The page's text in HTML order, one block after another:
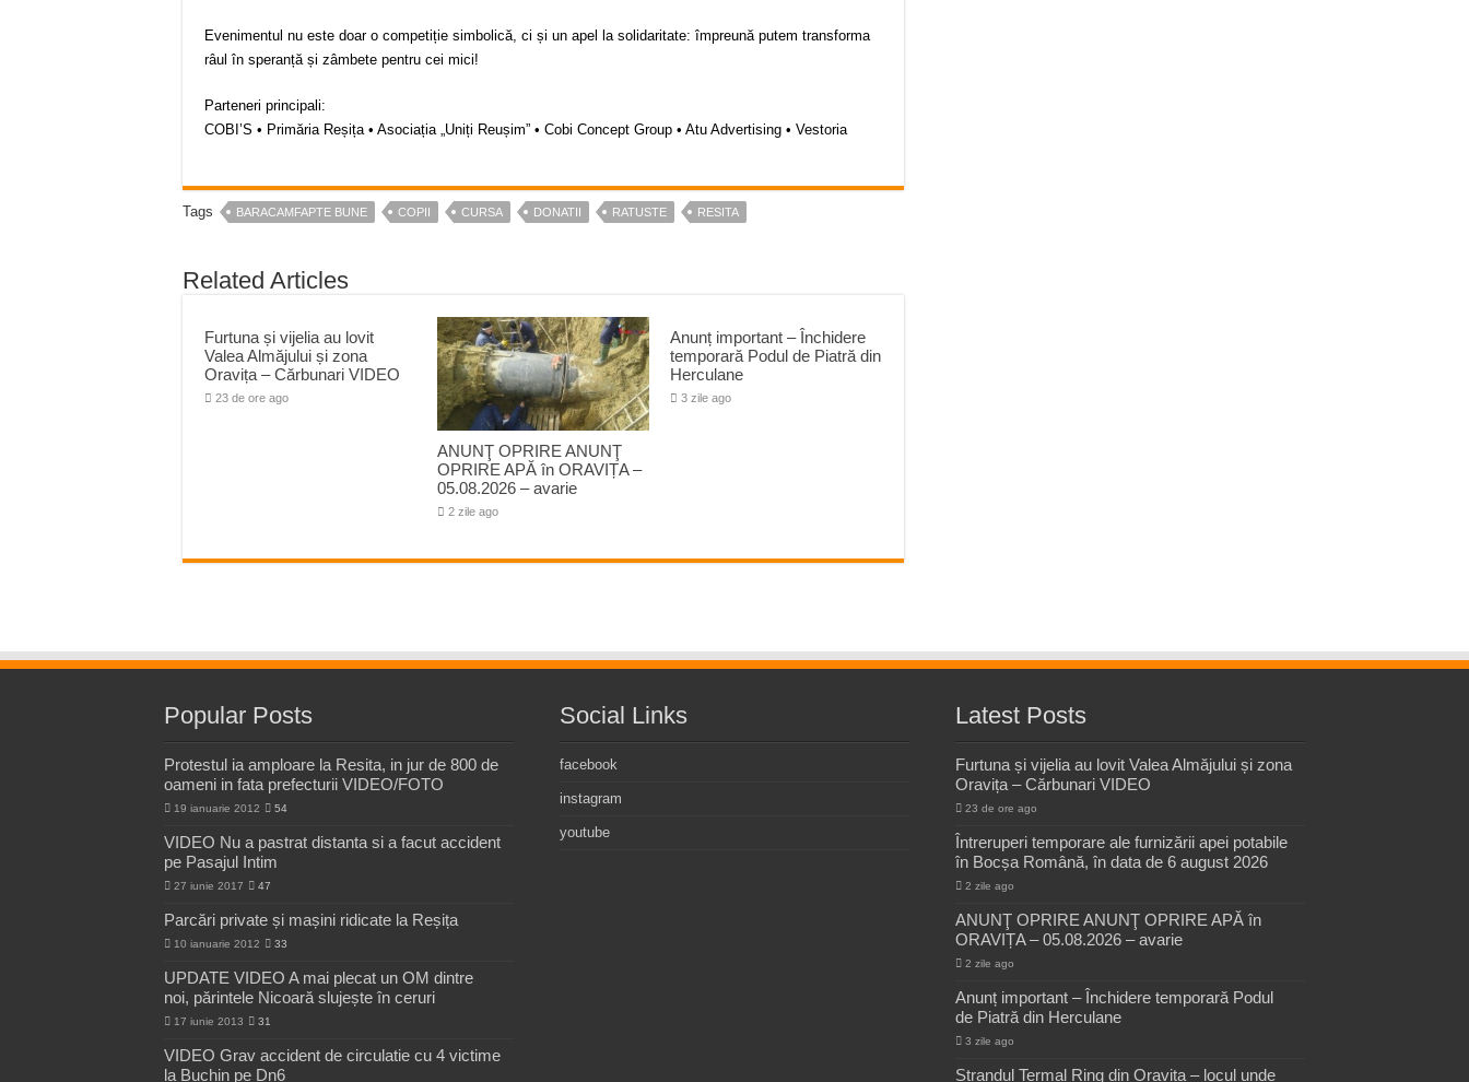
Evenimentul nu este doar o competiție simbolică, ci și un apel la solidaritate: împreună putem transforma
râul în speranță și zâmbete pentru cei mici!
Parteneri principali:
COBI’S • Primăria Reșița • Asociația „Uniți Reușim” • Cobi Concept Group • Atu Advertising • Vestoria
Tags BARACAMFAPTE BUNE COPII CURSA DONATII RATUSTE RESITA
Related Articles
Furtuna și vijelia au lovit
Valea Almăjului și zona
Oravița – Cărbunari VIDEO
23 de ore ago
ANUNŢ OPRIRE ANUNŢ
OPRIRE APĂ în ORAVIȚA –
05.08.2026 – avarie
2 zile ago
Anunț important – Închidere
temporară Podul de Piatră din
Herculane
3 zile ago
Popular Posts
Protestul ia amploare la Resita, in jur de 800 de
oameni in fata prefecturii VIDEO/FOTO
19 ianuarie 2012 54
VIDEO Nu a pastrat distanta si a facut accident
pe Pasajul Intim
27 iunie 2017 47
Parcări private și mașini ridicate la Reșița
10 ianuarie 2012 33
UPDATE VIDEO A mai plecat un OM dintre
noi, părintele Nicoară slujește în ceruri
17 iunie 2013 31
VIDEO Grav accident de circulatie cu 4 victime
la Buchin pe Dn6
Social Links
facebook
instagram
youtube
Latest Posts
Furtuna și vijelia au lovit Valea Almăjului și zona
Oravița – Cărbunari VIDEO
23 de ore ago
Întreruperi temporare ale furnizării apei potabile
în Bocșa Română, în data de 6 august 2026
2 zile ago
ANUNŢ OPRIRE ANUNŢ OPRIRE APĂ în
ORAVIȚA – 05.08.2026 – avarie
2 zile ago
Anunț important – Închidere temporară Podul
de Piatră din Herculane
3 zile ago
Ștrandul Termal Ring din Oravița – locul unde